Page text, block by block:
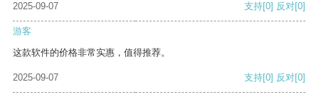
2025-09-07
支持[0] 反对[0]
游客
这款软件的价格非常实惠，值得推荐。
2025-09-07 支持[0] 反对[0]